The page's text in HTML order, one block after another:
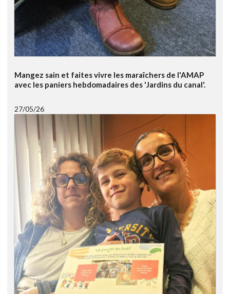
Mangez sain et faites vivre les maraîchers de l'AMAP
avec les paniers hebdomadaires des 'Jardins du canal'.
27/05/26